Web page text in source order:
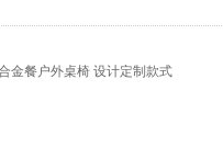
金餐户外桌椅 设计定制款式